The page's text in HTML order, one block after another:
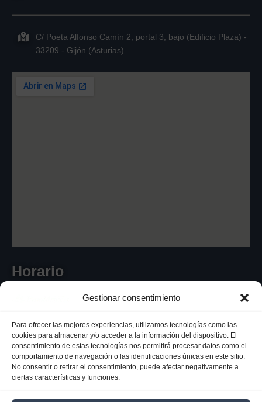
Gestionar consentimiento
Para ofrecer las mejores experiencias, utilizamos tecnologías como las
cookies para almacenar y/o acceder a la información del dispositivo. El
consentimiento de estas tecnologías nos permitirá procesar datos como el
comportamiento de navegación o las identificaciones únicas en este sitio.
No consentir o retirar el consentimiento, puede afectar negativamente a
ciertas características y funciones.
C/ Poeta Alfonso Camín 2, portal 3, bajo (Edificio Plaza) -
33209 - Gijón (Asturias)
Horario
De Lunes a Viernes - de 8:00 a 20:30